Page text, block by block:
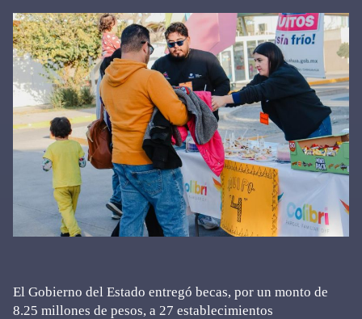
El Gobierno del Estado entregó becas, por un monto de
8.25 millones de pesos, a 27 establecimientos